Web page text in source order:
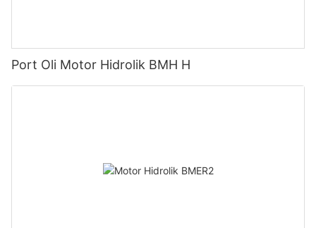
Port Oli Motor Hidrolik BMH H